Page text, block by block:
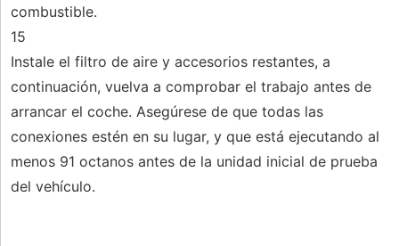
combustible.
15
Instale el filtro de aire y accesorios restantes, a
continuación, vuelva a comprobar el trabajo antes de
arrancar el coche. Asegúrese de que todas las
conexiones estén en su lugar, y que está ejecutando al
menos 91 octanos antes de la unidad inicial de prueba
del vehículo.